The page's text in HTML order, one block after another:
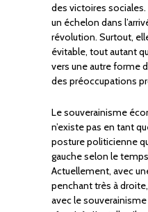
des victoires
un échelon dans
révolution. Surtout,
évitable, tout autant
vers une autre forme
des préoccupations
Le souverainisme
n’existe pas en tant
posture politicienne
gauche selon le
Actuellement, avec
penchant très à
avec le